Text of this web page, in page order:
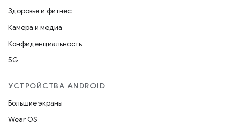
Здоровье и фитнес
Камера и медиа
Конфиденциальность
5G
УСТРОЙСТВА ANDROID
Большие экраны
Wear OS